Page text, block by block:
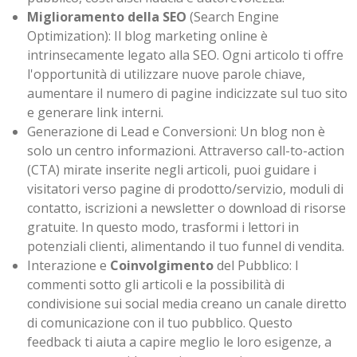
Miglioramento della SEO (Search Engine
Optimization): Il blog marketing online è
intrinsecamente legato alla SEO. Ogni articolo ti offre
l'opportunità di utilizzare nuove parole chiave,
aumentare il numero di pagine indicizzate sul tuo sito
e generare link interni.
Generazione di Lead e Conversioni: Un blog non è
solo un centro informazioni. Attraverso call-to-action
(CTA) mirate inserite negli articoli, puoi guidare i
visitatori verso pagine di prodotto/servizio, moduli di
contatto, iscrizioni a newsletter o download di risorse
gratuite. In questo modo, trasformi i lettori in
potenziali clienti, alimentando il tuo funnel di vendita.
Interazione e Coinvolgimentodel Pubblico: I
commenti sotto gli articoli e la possibilità di
condivisione sui social media creano un canale diretto
di comunicazione con il tuo pubblico. Questo
feedback ti aiuta a capire meglio le loro esigenze, a